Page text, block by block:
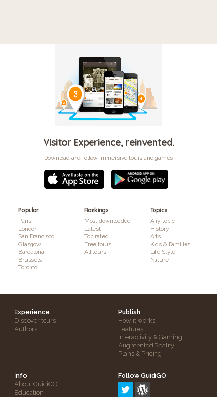
Visitor Experience, reinvented.
Download and follow immersive tours and games
Popular
Paris
London
San Francisco
Glasgow
Barcelona
Brussels
Toronto
Rankings
Most downloaded
Latest
Top rated
Free tours
All tours
Topics
Any topic
History
Arts
Kids & Families
Life Style
Nature
Experience
Discover tours
Authors
Publish
How it works
Features
Interactivity & Gaming
Augmented Reality
Plans & Pricing
Info
About GuidiGO
Education
Follow GuidiGO